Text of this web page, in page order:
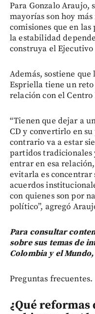
Para Gonzalo Araujo,
mayorías son hoy
comisiones que en
la estabilidad
construya el Ejecutivo
Además, sostiene
Espriella tiene un
relación con el
“Tienen que dejar a
CD y convertirlo en
contrario va a estar
partidos tradicionales
entrar en esa
evitarla es concentrar
acuerdos
con quienes son por
político”, agregó
Para consultar
sobre sus temas de
Colombia y el
Preguntas frecuentes.
¿Qué